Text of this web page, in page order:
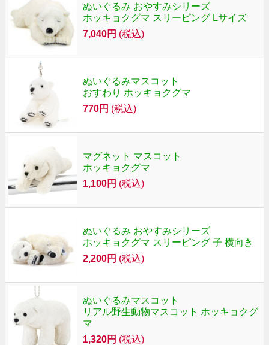
ぬいぐるみ おやすみシリーズ
ホッキョクグマ スリーピング Lサイズ
7,040円 (税込)
ぬいぐるみマスコット
おすわり ホッキョクグマ
770円 (税込)
マグネット マスコット
ホッキョクグマ
1,100円 (税込)
ぬいぐるみ おやすみシリーズ
ホッキョクグマ スリーピング 子 横向き
2,200円 (税込)
ぬいぐるみマスコット
リアル野生動物マスコット ホッキョクグ
マ
1,320円 (税込)